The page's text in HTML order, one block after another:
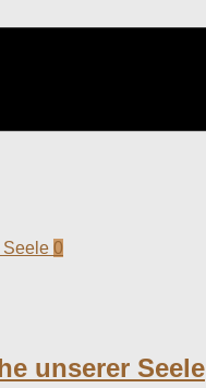
0
unserer Seele